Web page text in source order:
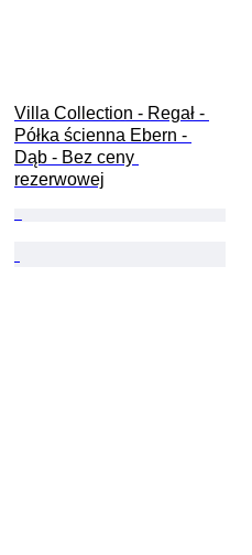
Villa Collection - Regał -
Półka ścienna Ebern -
Dąb - Bez ceny
rezerwowej